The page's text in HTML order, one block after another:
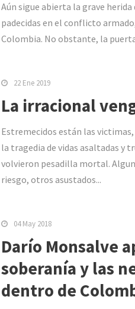
Aún sigue abierta la grave
padecidas en el conflicto
Colombia. No obstante, la
22 Ene 2019
La irracional
Estremecidos están las
la tragedia de vidas asaltadas y
volvieron pesadilla mortal.
riesgo, otros asustados...
04 May 2018
Darío Monsalve
soberanía y las
dentro de